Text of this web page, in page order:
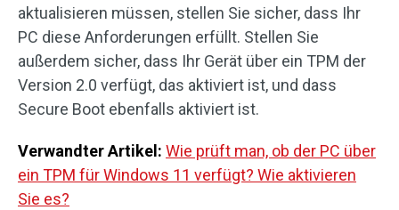
aktualisieren müssen, stellen Sie sicher, dass Ihr
PC diese Anforderungen erfüllt. Stellen Sie
außerdem sicher, dass Ihr Gerät über ein TPM der
Version 2.0 verfügt, das aktiviert ist, und dass
Secure Boot ebenfalls aktiviert ist.
Verwandter Artikel: Wie prüft man, ob der PC über
ein TPM für Windows 11 verfügt? Wie aktivieren
Sie es?